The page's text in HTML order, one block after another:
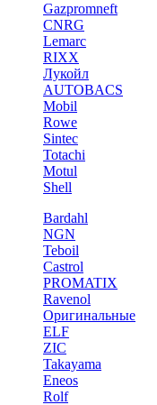
Gazpromneft
CNRG
Lemarc
RIXX
Лукойл
AUTOBACS
Mobil
Rowe
Sintec
Totachi
Motul
Shell
Bardahl
NGN
Teboil
Castrol
PROMATIX
Ravenol
Оригинальные
ELF
ZIC
Takayama
Eneos
Rolf